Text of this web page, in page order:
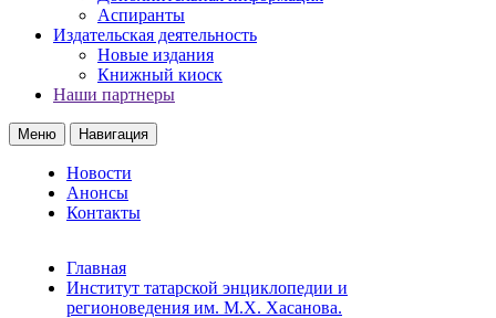
Аспиранты
Издательская деятельность
Новые издания
Книжный киоск
Наши партнеры
Меню Навигация
Новости
Анонсы
Контакты
Главная
Институт татарской энциклопедии и
регионоведения им. М.Х. Хасанова.